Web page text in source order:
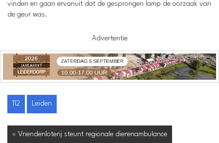
vinden en gaan ervanuit dat de gesprongen lamp de oorzaak van
de geur was.
Advertentie
112 Leiden
« Vriendenloterij steunt regionale dierenambulance